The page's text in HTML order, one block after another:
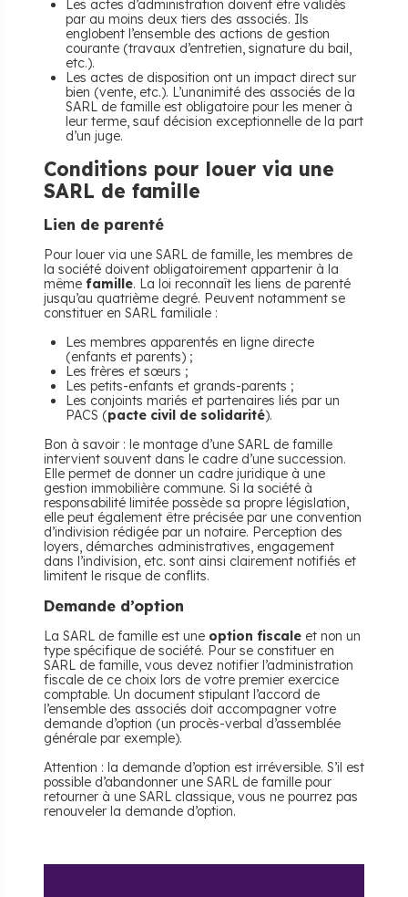
Les actes d’administration doivent être validés
par au moins deux tiers des associés. Ils
englobent l’ensemble des actions de gestion
courante (travaux d’entretien, signature du bail,
etc.).
Les actes de disposition ont un impact direct sur
bien (vente, etc.). L’unanimité des associés de la
SARL de famille est obligatoire pour les mener à
leur terme, sauf décision exceptionnelle de la part
d’un juge.
Conditions pour louer via une
SARL de famille
Lien de parenté
Pour louer via une SARL de famille, les membres de
la société doivent obligatoirement appartenir à la
même famille. La loi reconnaît les liens de parenté
jusqu’au quatrième degré. Peuvent notamment se
constituer en SARL familiale :
Les membres apparentés en ligne directe
(enfants et parents) ;
Les frères et sœurs ;
Les petits-enfants et grands-parents ;
Les conjoints mariés et partenaires liés par un
PACS (pacte civil de solidarité).
Bon à savoir : le montage d’une SARL de famille
intervient souvent dans le cadre d’une succession.
Elle permet de donner un cadre juridique à une
gestion immobilière commune. Si la société à
responsabilité limitée possède sa propre législation,
elle peut également être précisée par une convention
d’indivision rédigée par un notaire. Perception des
loyers, démarches administratives, engagement
dans l’indivision, etc. sont ainsi clairement notifiés et
limitent le risque de conflits.
Demande d’option
La SARL de famille est une option fiscale et non un
type spécifique de société. Pour se constituer en
SARL de famille, vous devez notifier l’administration
fiscale de ce choix lors de votre premier exercice
comptable. Un document stipulant l’accord de
l’ensemble des associés doit accompagner votre
demande d’option (un procès-verbal d’assemblée
générale par exemple).
Attention : la demande d’option est irréversible. S’il est
possible d’abandonner une SARL de famille pour
retourner à une SARL classique, vous ne pourrez pas
renouveler la demande d’option.